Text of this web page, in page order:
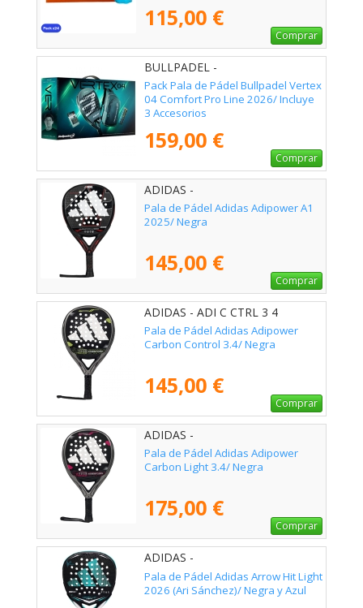
115,00 €
Comprar
BULLPADEL -
Pack Pala de Pádel Bullpadel Vertex
04 Comfort Pro Line 2026/ Incluye
3 Accesorios
159,00 €
Comprar
ADIDAS -
Pala de Pádel Adidas Adipower A1
2025/ Negra
145,00 €
Comprar
ADIDAS - ADI C CTRL 3 4
Pala de Pádel Adidas Adipower
Carbon Control 3.4/ Negra
145,00 €
Comprar
ADIDAS -
Pala de Pádel Adidas Adipower
Carbon Light 3.4/ Negra
175,00 €
Comprar
ADIDAS -
Pala de Pádel Adidas Arrow Hit Light
2026 (Ari Sánchez)/ Negra y Azul